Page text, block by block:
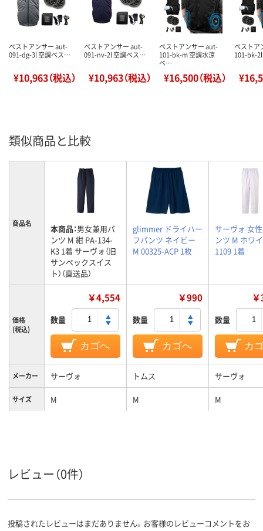
ベストアンサー aut-
091-dg-3l 空調ベス…
¥10,963（税込）
ベストアンサー aut-
091-nv-2l 空調ベス…
¥10,963（税込）
ベストアンサー aut-
101-bk-m 空調水涼
ベ…
¥16,500（税込）
ベストア
101-bk-
類似商品と比較
商品名 本商品：男女兼用パ
ンツ M 紺 PA-134-
K3 1着 サーヴォ（旧
サンペックスイス
ト）（直送品）
glimmer ドライハー
フパンツ ネイビー
M 00325-ACP 1枚
サーヴォ 女
ンツ M ホワ
1109 1着
価格
(税込)
￥4,554
数量
カゴへ
￥990
数量
カゴへ
数量
カ
メーカー サーヴォ トムス サーヴォ
サイズ M M M
レビュー（0件）
投稿されたレビューはまだありません。お客様のレビューコメントをお